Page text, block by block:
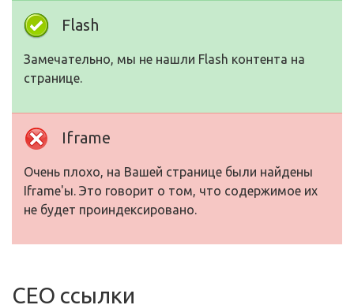
Flash
Замечательно, мы не нашли Flash контента на
странице.
Iframe
Очень плохо, на Вашей странице были найдены
Iframe'ы. Это говорит о том, что содержимое их
не будет проиндексировано.
СЕО ссылки